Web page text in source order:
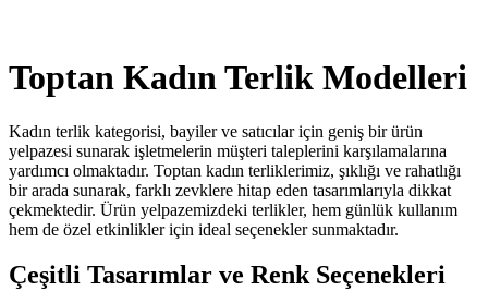
Toptan Kadın Terlik Modelleri
Kadın terlik kategorisi, bayiler ve satıcılar için geniş bir ürün
yelpazesi sunarak işletmelerin müşteri taleplerini karşılamalarına
yardımcı olmaktadır. Toptan kadın terliklerimiz, şıklığı ve rahatlığı
bir arada sunarak, farklı zevklere hitap eden tasarımlarıyla dikkat
çekmektedir. Ürün yelpazemizdeki terlikler, hem günlük kullanım
hem de özel etkinlikler için ideal seçenekler sunmaktadır.
Çeşitli Tasarımlar ve Renk Seçenekleri